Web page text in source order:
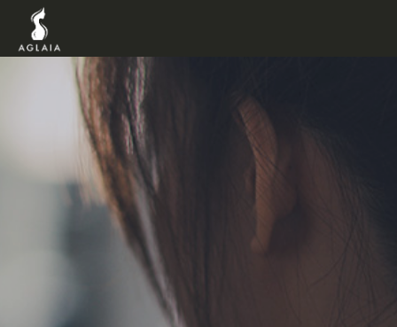
POINT
VOICE
METHOD